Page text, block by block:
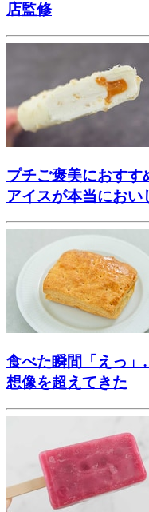
店監修
プチご褒美におすす
アイスが本当におい
食べた瞬間「えっ
想像を超えてきた